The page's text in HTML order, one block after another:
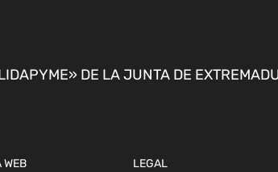
DE LA JUNTA DE
WEB LEGAL